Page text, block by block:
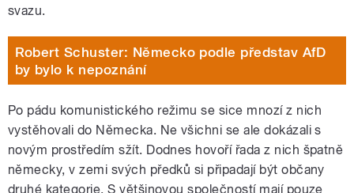
svazu.
Robert Schuster: Německo podle představ AfD
by bylo k nepoznání
Po pádu komunistického režimu se sice mnozí z nich
vystěhovali do Německa. Ne všichni se ale dokázali s
novým prostředím sžít. Dodnes hovoří řada z nich špatně
německy, v zemi svých předků si připadají být občany
druhé kategorie. S většinovou společností mají pouze